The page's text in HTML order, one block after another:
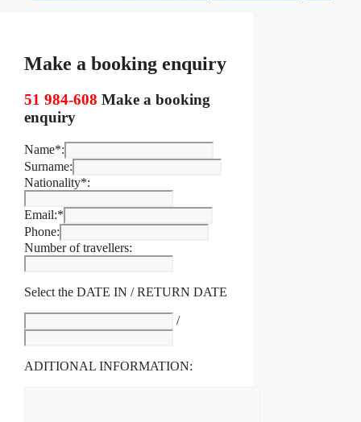
Make a booking enquiry
51 984-608 Make a booking
enquiry
Name*:
Surname:
Nationality*:
Email:*
Phone:
Number of travellers:
Select the DATE IN / RETURN DATE
/
ADITIONAL INFORMATION: